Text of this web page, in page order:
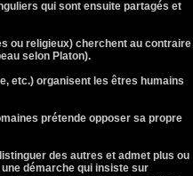
qui sont ensuite partagés et
ou religieux) cherchent au contraire
selon Platon).
etc.) organisent les êtres humains
prétende opposer sa propre
des autres et admet plus ou
démarche qui insiste sur